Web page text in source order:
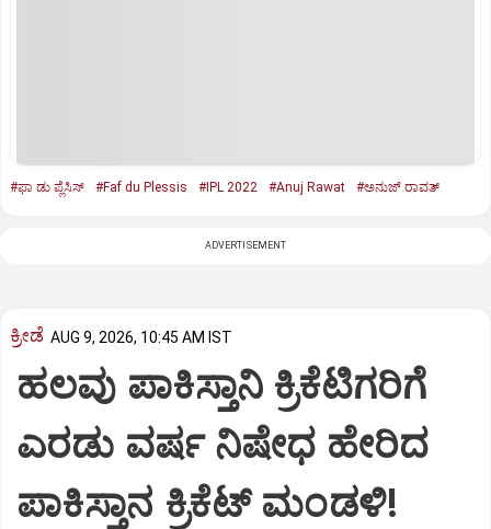
#ಫಾ ಡು ಪ್ಲೆಸಿಸ್‌ #Faf du Plessis #IPL 2022 #Anuj Rawat #ಅನುಜ್‌ ರಾವತ್‌
ADVERTISEMENT
ಕ್ರೀಡೆ AUG 9, 2026, 10:45 AM IST
ಹಲವು ಪಾಕಿಸ್ತಾನಿ ಕ್ರಿಕೆಟಿಗರಿಗೆ
ಎರಡು ವರ್ಷ ನಿಷೇಧ ಹೇರಿದ
ಪಾಕಿಸ್ತಾನ ಕ್ರಿಕೆಟ್‌ ಮಂಡಳಿ!